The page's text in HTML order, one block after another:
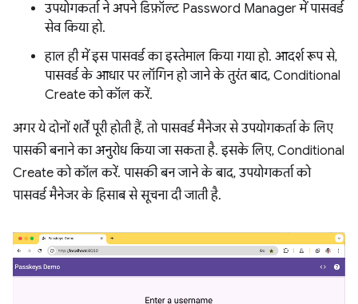
उपयोगकर्ता ने अपने डिफ़ॉल्ट Password Manager में पासवर्ड
सेव किया हो.
हाल ही में इस पासवर्ड का इस्तेमाल किया गया हो. आदर्श रूप से,
पासवर्ड के आधार पर लॉगिन हो जाने के तुरंत बाद, Conditional
Create को कॉल करें.
अगर ये दोनों शर्तें पूरी होती हैं, तो पासवर्ड मैनेजर से उपयोगकर्ता के लिए
पासकी बनाने का अनुरोध किया जा सकता है. इसके लिए, Conditional
Create को कॉल करें. पासकी बन जाने के बाद, उपयोगकर्ता को
पासवर्ड मैनेजर के हिसाब से सूचना दी जाती है.